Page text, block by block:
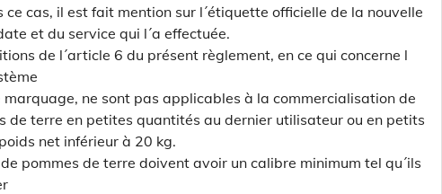
ce cas, il est fait mention sur l´étiquette officielle de la nouvelle
et du service qui l´a effectuée.
de l´article 6 du présent règlement, en ce qui concerne l
ne sont pas applicables à la commercialisation de
de terre en petites quantités au dernier utilisateur ou en petits
net inférieur à 20 kg.
pommes de terre doivent avoir un calibre minimum tel qu´ils